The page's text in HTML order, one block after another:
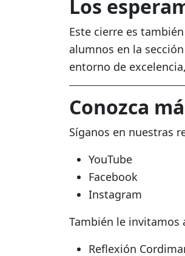
Los
Este cierre es
alumnos en la
entorno de
Conozca
Síganos en nuestras
YouTube
Facebook
Instagram
También le invitamos
Reflexión